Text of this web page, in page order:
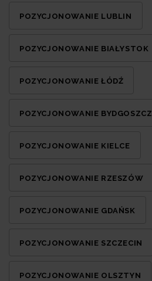
POZYCJONOWANIE LUBLIN
POZYCJONOWANIE BIAŁYSTOK
POZYCJONOWANIE ŁÓDŹ
POZYCJONOWANIE BYDGOSZCZ
POZYCJONOWANIE KIELCE
POZYCJONOWANIE RZESZÓW
POZYCJONOWANIE GDAŃSK
POZYCJONOWANIE SZCZECIN
POZYCJONOWANIE OLSZTYN